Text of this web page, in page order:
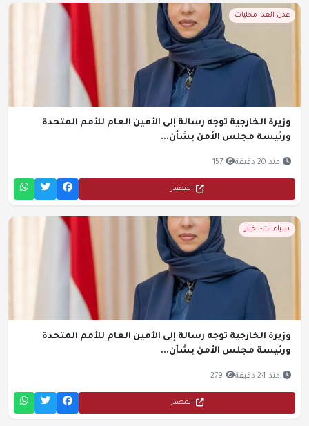
عدن الغد- محليات
وزيرة الخارجية توجه رسالة إلى الأمين العام للأمم المتحدة
ورئيسة مجلس الأمن بشأن...
منذ 20 دقيقة 157
المصدر
سباء نت- اخبار
وزيرة الخارجية توجه رسالة إلى الأمين العام للأمم المتحدة
ورئيسة مجلس الأمن بشأن...
منذ 24 دقيقة 279
المصدر